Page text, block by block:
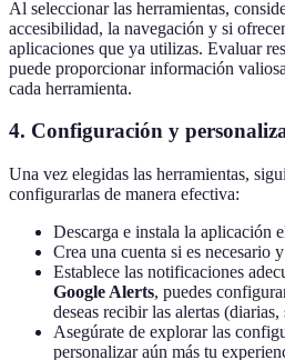
Al seleccionar las herramientas,
accesibilidad, la navegación y si
aplicaciones que ya utilizas. Evaluar
puede proporcionar información
cada herramienta.
4. Configuración y
Una vez elegidas las herramientas,
configurarlas de manera efectiva:
Descarga e instala la aplicación
Crea una cuenta si es necesario
Establece las notificaciones
Google Alerts, puedes
deseas recibir las alertas (diarias,
Asegúrate de explorar las
personalizar aún más tu